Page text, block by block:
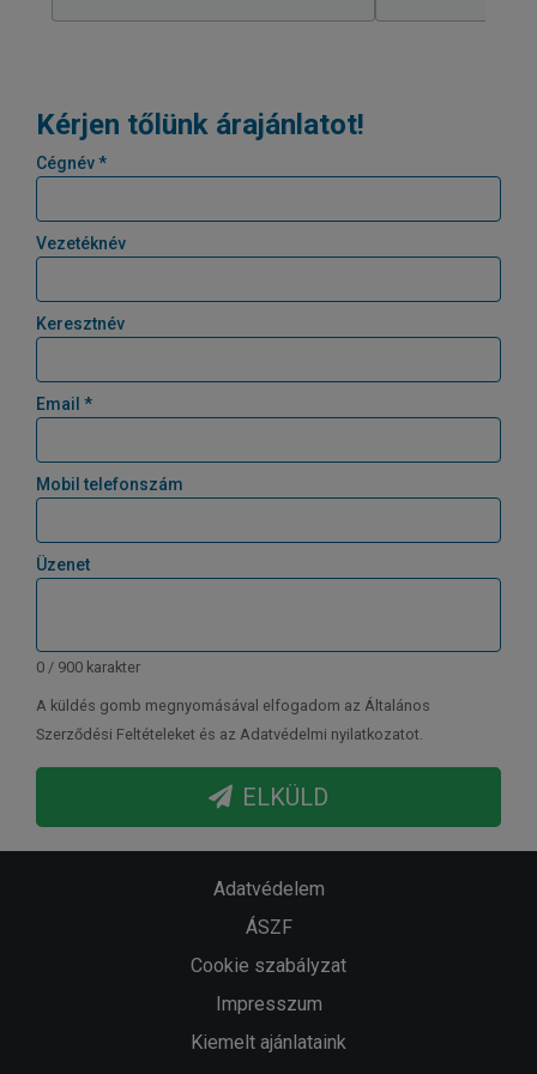
Kérjen tőlünk árajánlatot!
Cégnév *
Vezetéknév
Keresztnév
Email *
Mobil telefonszám
Üzenet
0 / 900 karakter
A küldés gomb megnyomásával elfogadom az Általános
Szerződési Feltételeket és az Adatvédelmi nyilatkozatot.
ELKÜLD
Adatvédelem
ÁSZF
Cookie szabályzat
Impresszum
Kiemelt ajánlataink